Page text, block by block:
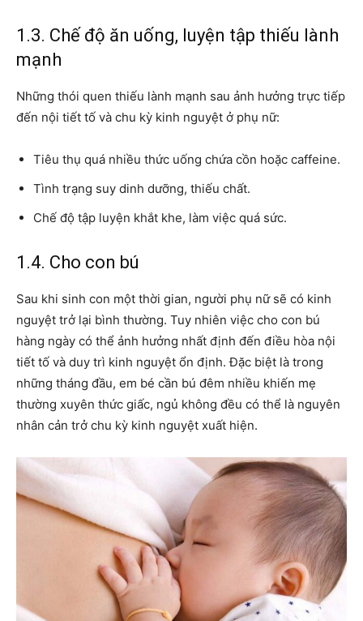
1.3. Chế độ ăn uống, luyện tập thiếu lành
mạnh
Những thói quen thiếu lành mạnh sau ảnh hưởng trực tiếp
đến nội tiết tố và chu kỳ kinh nguyệt ở phụ nữ:
Tiêu thụ quá nhiều thức uống chứa cồn hoặc caffeine.
Tình trạng suy dinh dưỡng, thiếu chất.
Chế độ tập luyện khắt khe, làm việc quá sức.
1.4. Cho con bú
Sau khi sinh con một thời gian, người phụ nữ sẽ có kinh
nguyệt trở lại bình thường. Tuy nhiên việc cho con bú
hàng ngày có thể ảnh hưởng nhất định đến điều hòa nội
tiết tố và duy trì kinh nguyệt ổn định. Đặc biệt là trong
những tháng đầu, em bé cần bú đêm nhiều khiến mẹ
thường xuyên thức giấc, ngủ không đều có thể là nguyên
nhân cản trở chu kỳ kinh nguyệt xuất hiện.